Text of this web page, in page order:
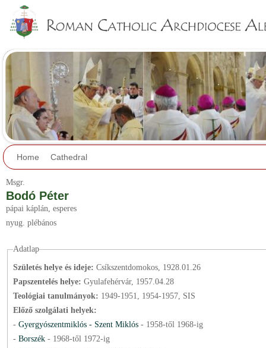
Home Cathedral
Msgr.
Bodó Péter
pápai káplán, esperes
nyug. plébános
Adatlap
Születés helye és ideje: Csíkszentdomokos, 1928.01.26
Papszentelés helye: Gyulafehérvár, 1957.04.28
Teológiai tanulmányok: 1949-1951, 1954-1957, SIS
Előző szolgálati helyek:
- Gyergyószentmiklós - Szent Miklós- 1958-től 1968-ig
- Borszék - 1968-től 1972-ig